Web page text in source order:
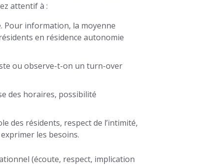
attentif à :
Pour information, la moyenne
en résidence autonomie
ou observe-t-on un turn-over
des horaires, possibilité
des résidents, respect de l’intimité,
les besoins.
(écoute, respect, implication